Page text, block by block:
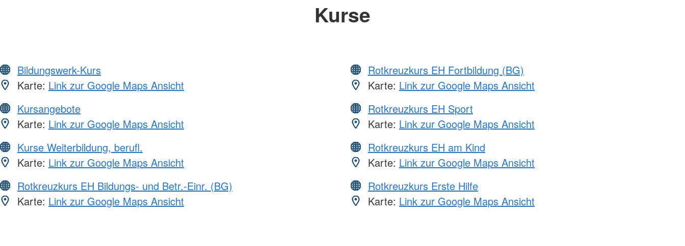
Kurse
Bildungswerk-Kurs
Karte: Link zur Google Maps Ansicht
Kursangebote
Karte: Link zur Google Maps Ansicht
Kurse Weiterbildung, berufl.
Karte: Link zur Google Maps Ansicht
Rotkreuzkurs EH Bildungs- und Betr.-Einr. (BG)
Karte: Link zur Google Maps Ansicht
Rotkreuzkurs EH Fortbildung (BG)
Karte: Link zur Google Maps Ansicht
Rotkreuzkurs EH Sport
Karte: Link zur Google Maps Ansicht
Rotkreuzkurs EH am Kind
Karte: Link zur Google Maps Ansicht
Rotkreuzkurs Erste Hilfe
Karte: Link zur Google Maps Ansicht